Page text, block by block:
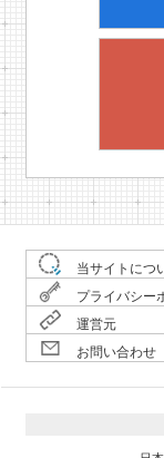
当サイトにつ
プライバシー
運営元
お問い合わせ